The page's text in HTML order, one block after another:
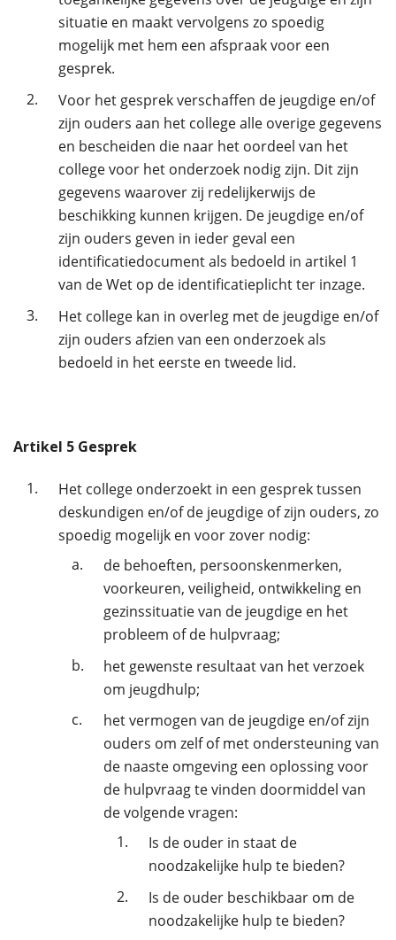
situatie en maakt vervolgens zo spoedig
mogelijk met hem een afspraak voor een
gesprek.
2.
Voor het gesprek verschaffen de jeugdige en/of
zijn ouders aan het college alle overige gegevens
en bescheiden die naar het oordeel van het
college voor het onderzoek nodig zijn. Dit zijn
gegevens waarover zij redelijkerwijs de
beschikking kunnen krijgen. De jeugdige en/of
zijn ouders geven in ieder geval een
identificatiedocument als bedoeld in artikel 1
van de Wet op de identificatieplicht ter inzage.
3.
Het college kan in overleg met de jeugdige en/of
zijn ouders afzien van een onderzoek als
bedoeld in het eerste en tweede lid.
Artikel 5 Gesprek
1.
Het college onderzoekt in een gesprek tussen
deskundigen en/of de jeugdige of zijn ouders, zo
spoedig mogelijk en voor zover nodig:
a.
de behoeften, persoonskenmerken,
voorkeuren, veiligheid, ontwikkeling en
gezinssituatie van de jeugdige en het
probleem of de hulpvraag;
b.
het gewenste resultaat van het verzoek
om jeugdhulp;
c.
het vermogen van de jeugdige en/of zijn
ouders om zelf of met ondersteuning van
de naaste omgeving een oplossing voor
de hulpvraag te vinden doormiddel van
de volgende vragen:
1.
Is de ouder in staat de
noodzakelijke hulp te bieden?
2.
Is de ouder beschikbaar om de
noodzakelijke hulp te bieden?